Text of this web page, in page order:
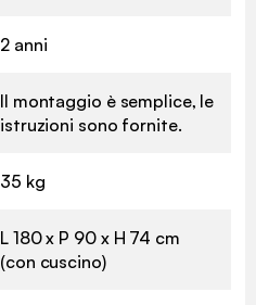
2 anni
Il montaggio è semplice, le
istruzioni sono fornite.
35 kg
L 180 x P 90 x H 74 cm
(con cuscino)